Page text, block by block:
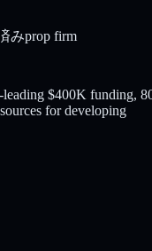
みprop firm
$400K funding,
for developing